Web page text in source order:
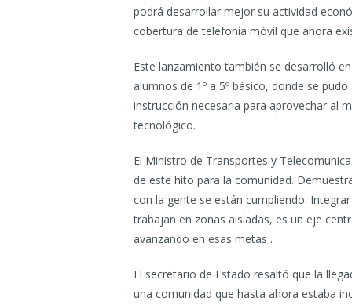
podrá desarrollar mejor su actividad
cobertura de telefonía móvil que ahora
Este lanzamiento también se desarrolló
alumnos de 1º a 5º básico, donde se
instrucción necesaria para aprovechar al
tecnológico.
El Ministro de Transportes y
de este hito para la comunidad.
con la gente se están cumpliendo.
trabajan en zonas aisladas, es un eje
avanzando en esas metas .
El secretario de Estado resaltó que la
una comunidad que hasta ahora estaba